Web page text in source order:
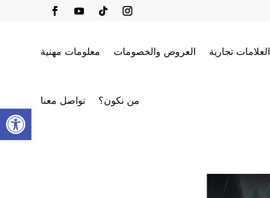
العلامات تجارية العروض والخصومات معلومات مهنية
من نكون؟ تواصل معنا